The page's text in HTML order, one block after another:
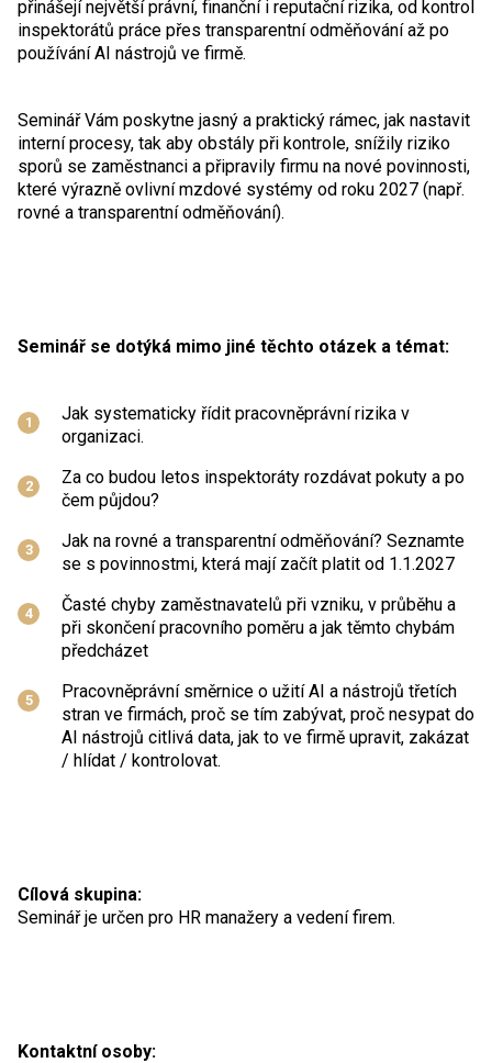
přinášejí největší právní, finanční i reputační rizika, od kontrol
inspektorátů práce přes transparentní odměňování až po
používání AI nástrojů ve firmě.
Seminář Vám poskytne jasný a praktický rámec, jak nastavit
interní procesy, tak aby obstály při kontrole, snížily riziko
sporů se zaměstnanci a připravily firmu na nové povinnosti,
které výrazně ovlivní mzdové systémy od roku 2027 (např.
rovné a transparentní odměňování).
Seminář se dotýká mimo jiné těchto otázek a témat:
Jak systematicky řídit pracovněprávní rizika v
organizaci.
Za co budou letos inspektoráty rozdávat pokuty a po
čem půjdou?
Jak na rovné a transparentní odměňování? Seznamte
se s povinnostmi, která mají začít platit od 1.1.2027
Časté chyby zaměstnavatelů při vzniku, v průběhu a
při skončení pracovního poměru a jak těmto chybám
předcházet
Pracovněprávní směrnice o užití AI a nástrojů třetích
stran ve firmách, proč se tím zabývat, proč nesypat do
AI nástrojů citlivá data, jak to ve firmě upravit, zakázat
/ hlídat / kontrolovat.
Cílová skupina:
Seminář je určen pro HR manažery a vedení firem.
Kontaktní osoby: